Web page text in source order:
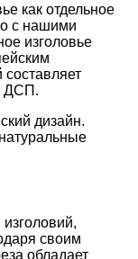
как отдельное
с нашими
изголовье
ДСП.
дизайн.
своим
обладает